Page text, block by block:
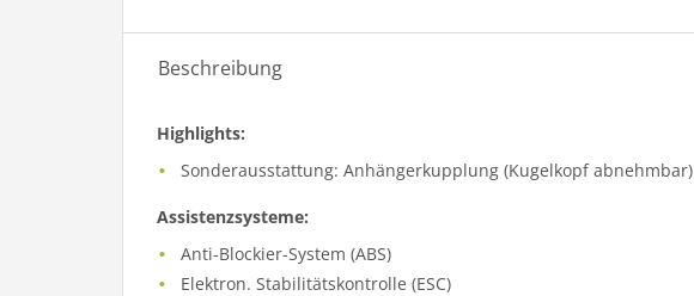
Beschreibung
Highlights:
Sonderausstattung: Anhängerkupplung (Kugelkopf abnehmbar)
Assistenzsysteme:
Anti-Blockier-System (ABS)
Elektron. Stabilitätskontrolle (ESC)